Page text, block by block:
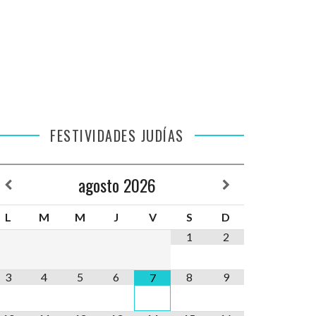
FESTIVIDADES JUDÍAS
agosto 2026
L M M J V S
D
1
2
3 4 5 6 7 8 9